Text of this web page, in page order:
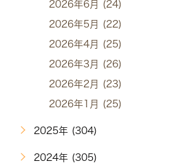
2026年6月 (24)
2026年5月 (22)
2026年4月 (25)
2026年3月 (26)
2026年2月 (23)
2026年1月 (25)
2025年 (304)
2024年 (305)